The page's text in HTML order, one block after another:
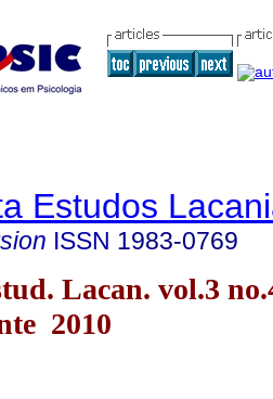
Estudos
ISSN 1983-0769
Lacan. vol.3
2010